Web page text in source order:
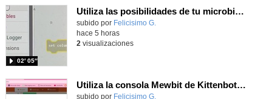
Utiliza las posibilidades de tu microbit programando com MakeCode para medir temperatura y nivel de luz con Datalogger
Contenido educativo.
subido por Felicisimo G.
02′ 05″
hace 5 horas
2 visualizaciones
Utiliza la consola Mewbit de Kittenbot para llevar tus juegos arcade de MakeCode a tu mano
Contenido educativo.
subido por Felicisimo G.